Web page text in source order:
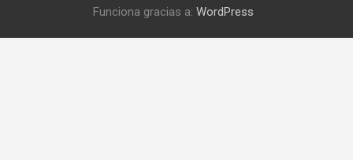
Funciona gracias a: WordPress